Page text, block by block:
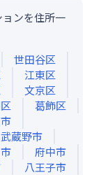
ンを住所一
世田谷区
江東区
文京区
葛飾区
武蔵野市
府中市
八王子市